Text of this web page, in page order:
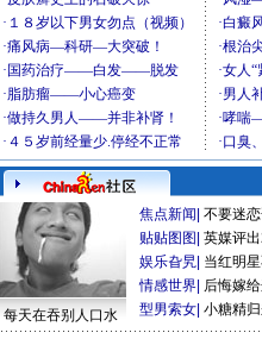
每天在吞别人口水
焦点新闻 不要迷
贴贴图图 英媒评
娱乐旮旯 当红明
情感世界 后悔嫁
型男索女 小糖精